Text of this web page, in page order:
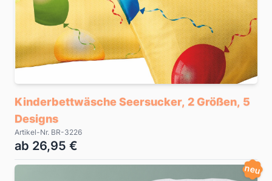
Kinderbettwäsche Seersucker, 2 Größen, 5
Designs
Artikel-Nr. BR-3226
ab 26,95 €
neu